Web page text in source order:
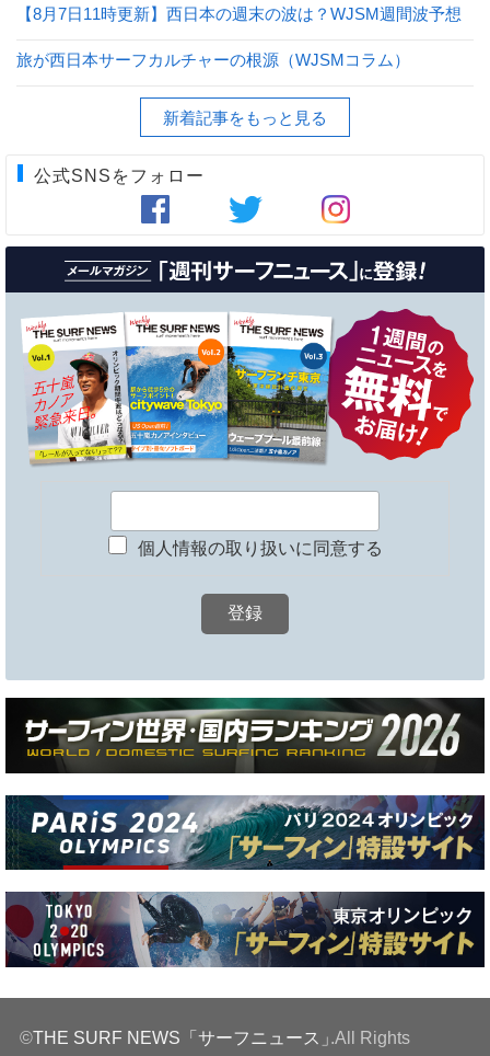
【8月7日11時更新】西日本の週末の波は？WJSM週間波予想
旅が西日本サーフカルチャーの根源（WJSMコラム）
新着記事をもっと見る
公式SNSをフォロー
個人情報の取り扱いに同意する
©THE SURF NEWS「サーフニュース」.All Rights